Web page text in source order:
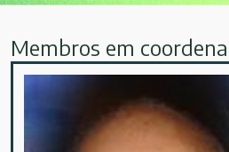
Membros em